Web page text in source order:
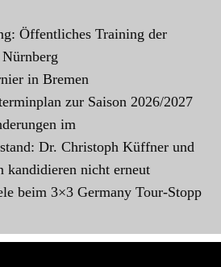
Öffentliches Training der
in Bremen
zur Saison 2026/2027
im
Dr. Christoph Küffner und
kandidieren nicht erneut
beim 3×3 Germany Tour-Stopp